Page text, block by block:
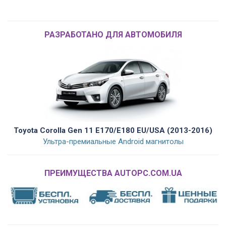
РАЗРАБОТАНО ДЛЯ АВТОМОБИЛЯ
Toyota Corolla Gen 11 E170/E180 EU/USA (2013-2016)
Ультра-премиальные Android магнитолы
ПРЕИМУЩЕСТВА AUTOPC.COM.UA